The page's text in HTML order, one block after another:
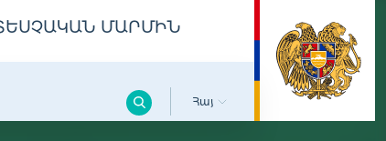
ՄԱՐՄԻՆ
Հայ